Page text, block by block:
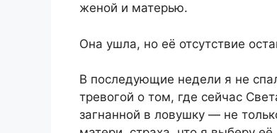
женой и матерью.
Она ушла, но её отсутствие
В последующие недели я не
тревогой о том, где сейчас
загнанной в ловушку — не